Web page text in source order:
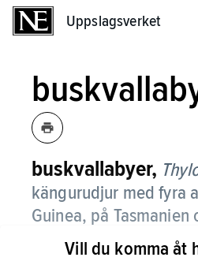
Uppslagsverket
buskvallabyer,
kängurudjur med fyra
Guinea, på Tasmanien
Australien.
Vill du komma åt